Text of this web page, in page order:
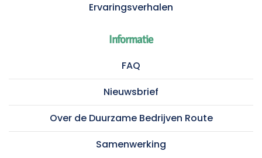
Ervaringsverhalen
Informatie
FAQ
Nieuwsbrief
Over de Duurzame Bedrijven Route
Samenwerking